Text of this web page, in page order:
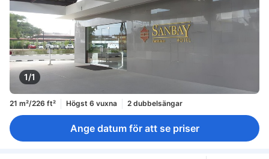
1/1
21 m²/226 ft² Högst 6 vuxna 2 dubbelsängar
Ange datum för att se priser